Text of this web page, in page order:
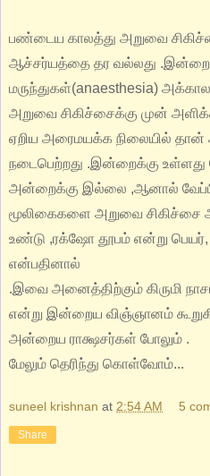
பண்டைய காலத்து அறுவை
ஆச்சர்யத்தை தர வல்லது
மருந்துகள்(anaesthesia)
அறுவை சிகிச்சைக்கு முன்
ஏறிய அரைமயக்க நிலையில்
நடைபெற்றது .இன்றைக்கு உள்ளது
அன்றைக்கு இல்லை ,ஆனால்
மூலிகைகளை அறுவை சிகிச்சை
உண்டு ,ரக்ஷோ தூபம் என்று
என்பதினால்
.இவை அனைத்திற்கும் கிருமி
என்று இன்றைய விஞ்ஞானம்
அன்றைய ராக்ஷசர்கள் போலும் .
மேலும் தெரிந்து கொள்வோம்...
suneel krishnan at 2:54 AM 5
Share